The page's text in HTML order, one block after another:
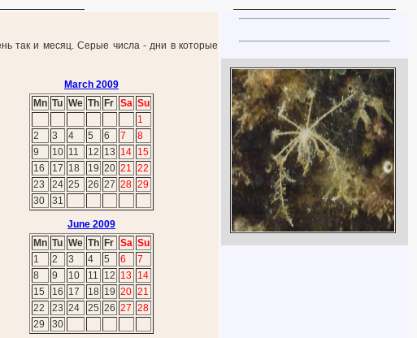
так и месяц. Серые числа - дни в которые
March 2009
Mn Tu We Th Fr Sa Su
1
2
3 4 5 6 7
8
9
10 11 12 13 14 15
16
17 18 19 20 21 22
23
24 25 26 27 28 29
30
31
June 2009
Mn Tu We Th Fr Sa Su
1
2 3 4 5 6
7
8
9 10 11 12 13
14
15
16 17 18 19 20 21
22
23 24 25 26 27 28
29
30